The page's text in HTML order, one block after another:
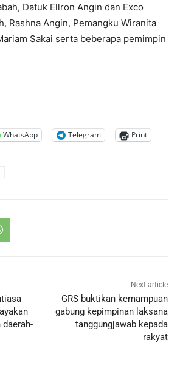
Datuk Ellron Angin dan Exco
Rashna Angin, Pemangku Wiranita
Sakai serta beberapa pemimpin
WhatsApp Telegram Print
daerah-
Next article
GRS buktikan kemampuan
gabung kepimpinan laksana
tanggungjawab kepada
rakyat